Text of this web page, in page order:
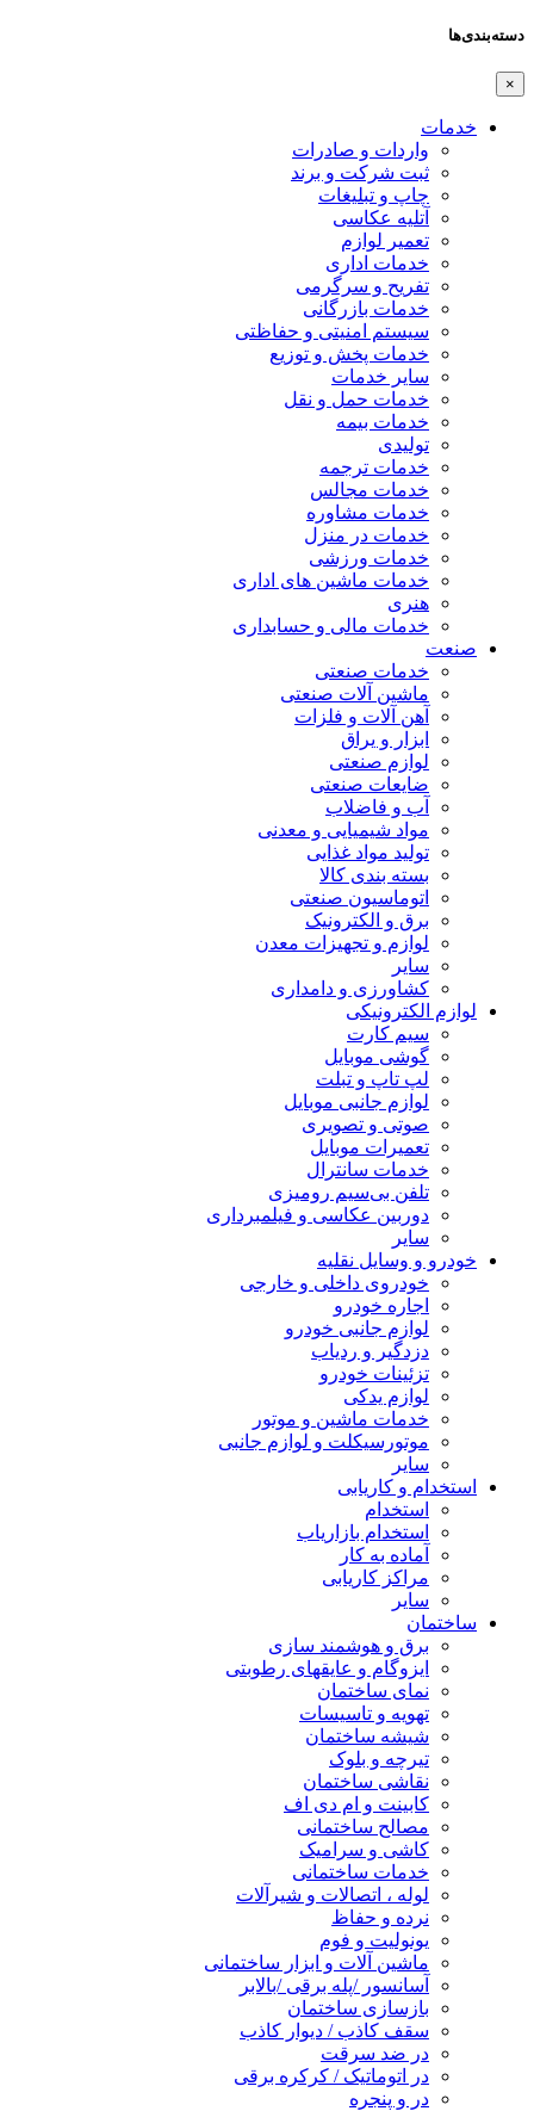
دسته‌بندی‌ها
×
خدمات
واردات و صادرات
ثبت شرکت و برند
چاپ و تبلیغات
آتلیه عکاسی
تعمیر لوازم
خدمات اداری
تفریح و سرگرمی
خدمات بازرگانی
سیستم امنیتی و حفاظتی
خدمات پخش و توزیع
سایر خدمات
خدمات حمل و نقل
خدمات بیمه
تولیدی
خدمات ترجمه
خدمات مجالس
خدمات مشاوره
خدمات در منزل
خدمات ورزشی
خدمات ماشین های اداری
هنری
خدمات مالی و حسابداری
صنعت
خدمات صنعتی
ماشین آلات صنعتی
آهن آلات و فلزات
ابزار و یراق
لوازم صنعتی
ضایعات صنعتی
آب و فاضلاب
مواد شیمیایی و معدنی
تولید مواد غذایی
بسته بندی کالا
اتوماسیون صنعتی
برق و الکترونیک
لوازم و تجهیزات معدن
سایر
کشاورزی و دامداری
لوازم الکترونیکی
سیم کارت
گوشی موبایل
لپ تاپ و تبلت
لوازم جانبی موبایل
صوتی و تصویری
تعمیرات موبایل
خدمات سانترال
تلفن بی‌سیم رومیزی
دوربین عکاسی و فیلمبرداری
سایر
خودرو و وسایل نقلیه
خودروی داخلی و خارجی
اجاره خودرو
لوازم جانبی خودرو
دزدگیر و ردیاب
تزئینات خودرو
لوازم یدکی
خدمات ماشین و موتور
موتورسیکلت و لوازم جانبی
سایر
استخدام و کاریابی
استخدام
استخدام بازاریاب
آماده به کار
مراکز کاریابی
سایر
ساختمان
برق و هوشمند سازی
ایزوگام و عایقهای رطوبتی
نمای ساختمان
تهویه و تاسیسات
شیشه ساختمان
تیرچه و بلوک
نقاشی ساختمان
کابینت و ام دی اف
مصالح ساختمانی
کاشی و سرامیک
خدمات ساختمانی
لوله ، اتصالات و شیرآلات
نرده و حفاظ
یونولیت و فوم
ماشین آلات و ابزار ساختمانی
آسانسور /پله برقی /بالابر
بازسازی ساختمان
سقف کاذب / دیوار کاذب
در ضد سرقت
در اتوماتیک / کرکره برقی
در و پنجره